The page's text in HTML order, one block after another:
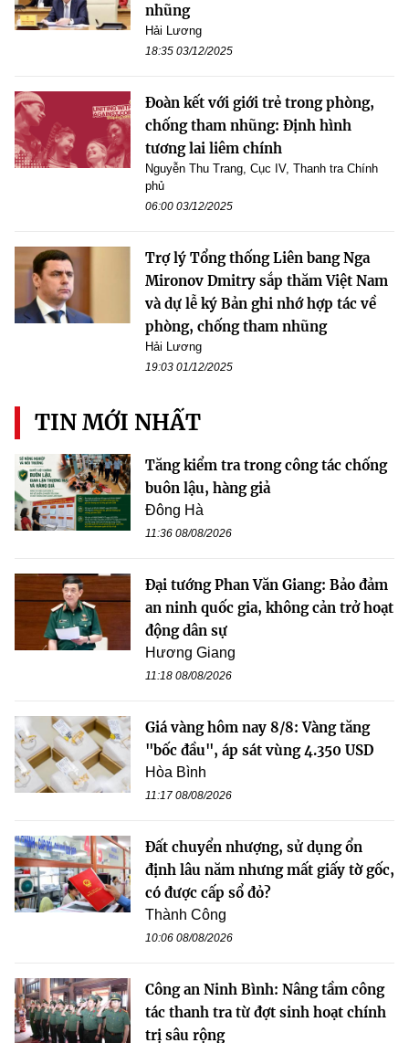
nhũng
Hải Lương
18:35 03/12/2025
Đoàn kết với giới trẻ trong phòng,
chống tham nhũng: Định hình
tương lai liêm chính
Nguyễn Thu Trang, Cục IV, Thanh tra Chính
phủ
06:00 03/12/2025
Trợ lý Tổng thống Liên bang Nga
Mironov Dmitry sắp thăm Việt Nam
và dự lễ ký Bản ghi nhớ hợp tác về
phòng, chống tham nhũng
Hải Lương
19:03 01/12/2025
TIN MỚI NHẤT
Tăng kiểm tra trong công tác chống
buôn lậu, hàng giả
Đông Hà
11:36 08/08/2026
Đại tướng Phan Văn Giang: Bảo đảm
an ninh quốc gia, không cản trở hoạt
động dân sự
Hương Giang
11:18 08/08/2026
Giá vàng hôm nay 8/8: Vàng tăng
"bốc đầu", áp sát vùng 4.350 USD
Hòa Bình
11:17 08/08/2026
Đất chuyển nhượng, sử dụng ổn
định lâu năm nhưng mất giấy tờ gốc,
có được cấp sổ đỏ?
Thành Công
10:06 08/08/2026
Công an Ninh Bình: Nâng tầm công
tác thanh tra từ đợt sinh hoạt chính
trị sâu rộng